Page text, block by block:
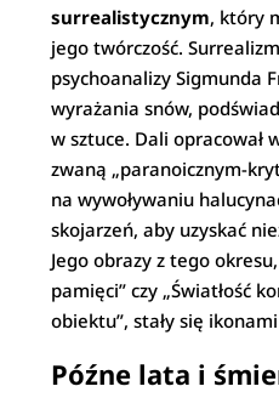
surrealistycznym, który
jego twórczość.
psychoanalizy Sigmunda
wyrażania snów,
w sztuce. Dali opracował
zwaną „paranoicznym-
na wywoływaniu
skojarzeń, aby uzyskać
Jego obrazy z tego
pamięci” czy „Światłość
obiektu”, stały się
Późne lata i